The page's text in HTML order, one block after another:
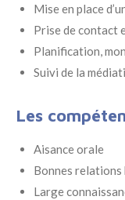
Mise en place
Prise de contact
Planification,
Suivi de la
Les
Aisance orale
Bonnes relations
Large